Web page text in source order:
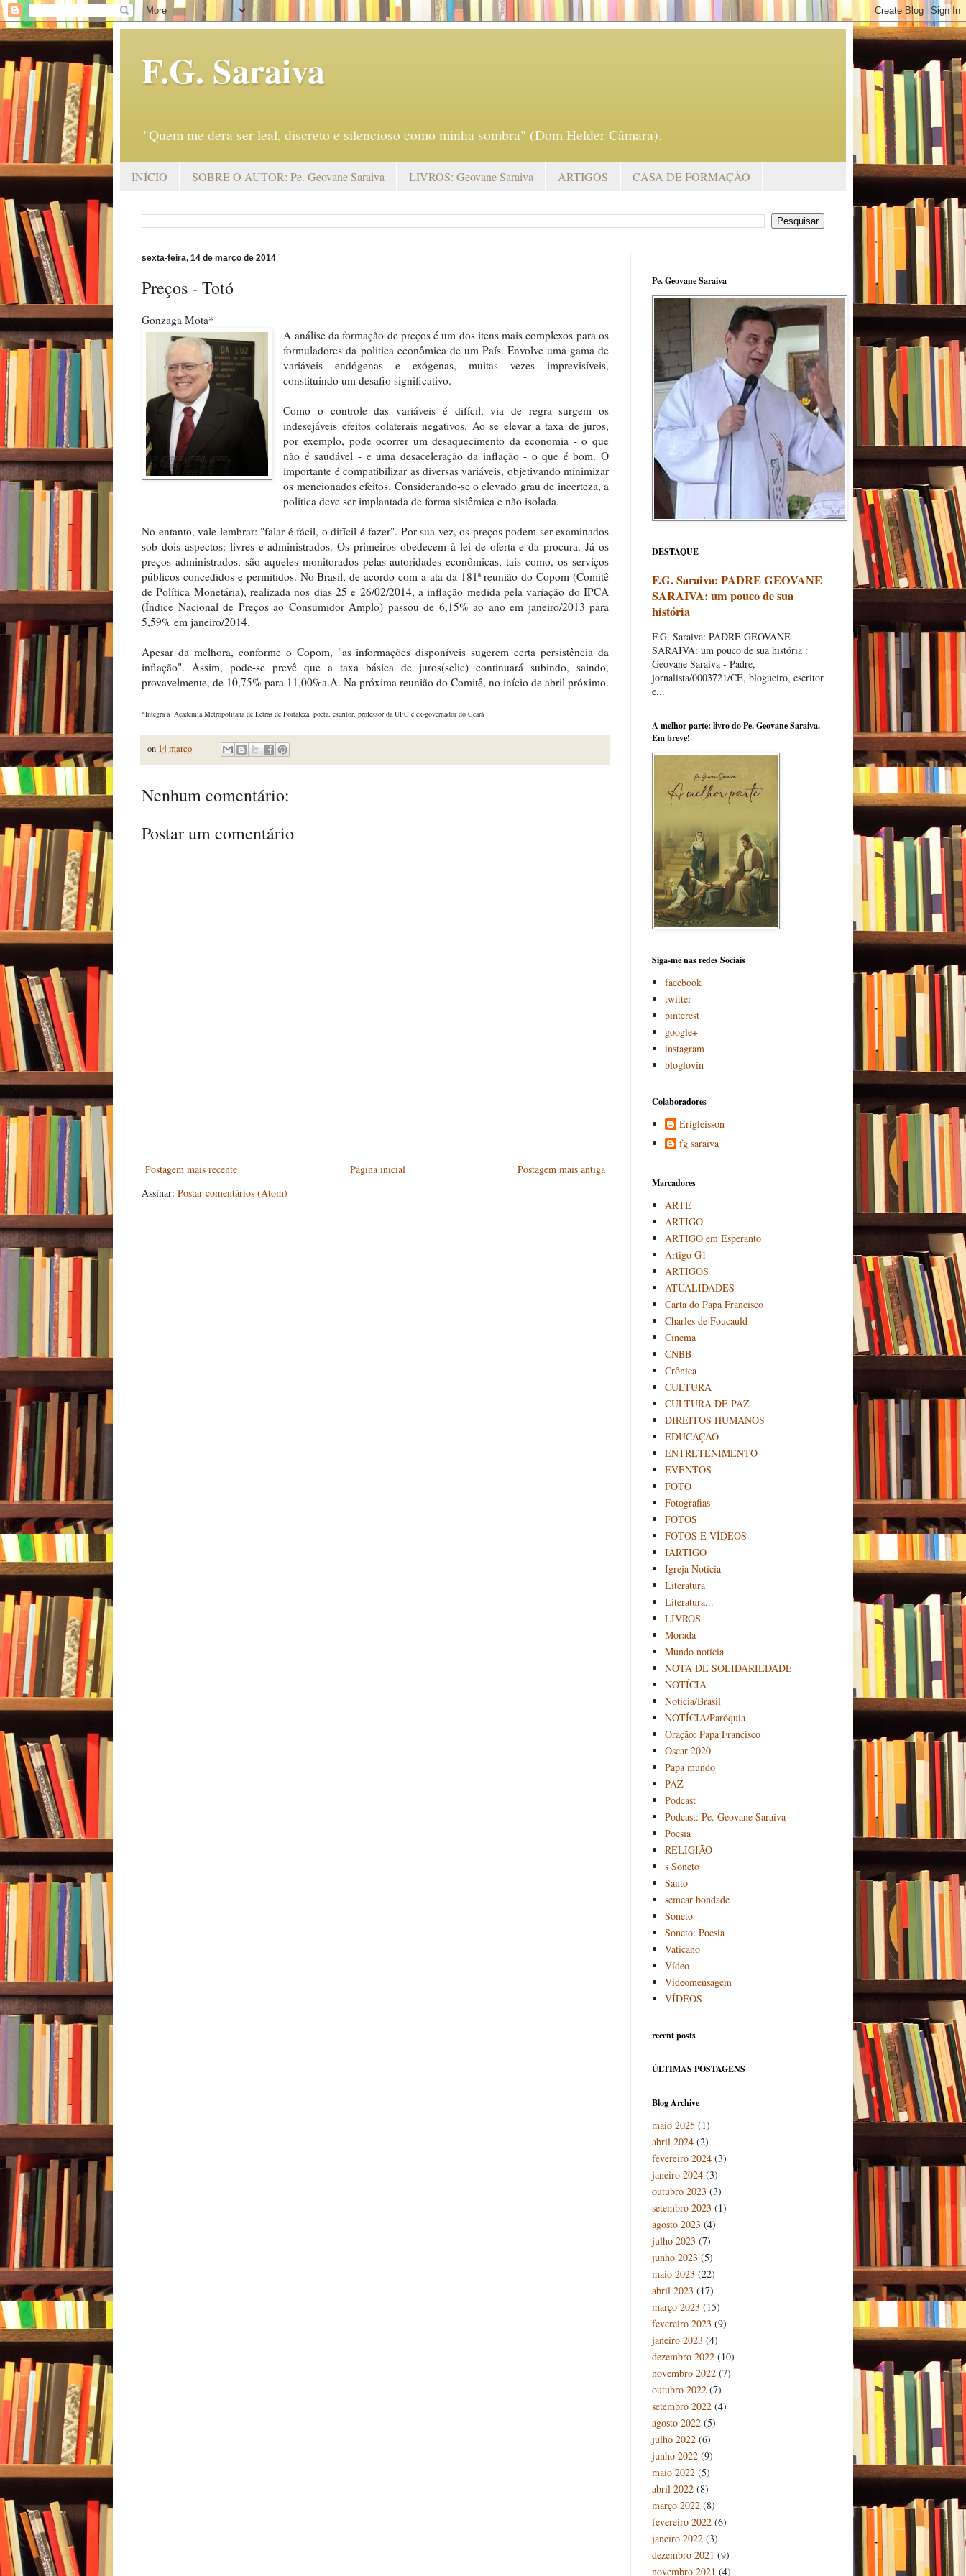
F.G. Saraiva
"Quem me dera ser leal, discreto e silencioso como minha sombra" (Dom Helder Câmara).
INÍCIO SOBRE O AUTOR: Pe. Geovane Saraiva LIVROS: Geovane Saraiva ARTIGOS CASA DE FORMAÇÃO
sexta-feira, 14 de março de 2014
Preços - Totó
Gonzaga Mota*
A análise da formação de preços é um dos itens mais complexos para os
formuladores da politica econômica de um País. Envolve uma gama de
variáveis endógenas e exógenas, muitas vezes imprevisíveis,
constituindo um desafio significativo.
Como o controle das variáveis é difícil, via de regra surgem os
indesejáveis efeitos colaterais negativos. Ao se elevar a taxa de juros,
por exemplo, pode ocorrer um desaquecimento da economia - o que
não é saudável - e uma desaceleração da inflação - o que é bom. O
importante é compatibilizar as diversas variáveis, objetivando minimizar
os mencionados efeitos. Considerando-se o elevado grau de incerteza, a
politica deve ser implantada de forma sistêmica e não isolada.
No entanto, vale lembrar: "falar é fácil, o difícil é fazer". Por sua vez, os preços podem ser examinados
sob dois aspectos: livres e administrados. Os primeiros obedecem à lei de oferta e da procura. Já os
preços administrados, são aqueles monitorados pelas autoridades econômicas, tais como, os serviços
públicos concedidos e permitidos. No Brasil, de acordo com a ata da 181ª reunião do Copom (Comitê
de Política Monetária), realizada nos dias 25 e 26/02/2014, a inflação medida pela variação do IPCA
(Índice Nacional de Preços ao Consumidor Amplo) passou de 6,15% ao ano em janeiro/2013 para
5,59% em janeiro/2014.
Apesar da melhora, conforme o Copom, "as informações disponíveis sugerem certa persistência da
inflação". Assim, pode-se prevê que a taxa básica de juros(selic) continuará subindo, saindo,
provavelmente, de 10,75% para 11,00%a.A. Na próxima reunião do Comitê, no início de abril próximo.
*Integra a Academia Metropolitana de Letras de Fortaleza, poeta, escritor, professor da UFC e ex-governador do Ceará
on 14 março
Nenhum comentário:
Postar um comentário
Postagem mais recente Postagem mais antiga
Página inicial
Assinar: Postar comentários (Atom)
Pe. Geovane Saraiva
DESTAQUE
F.G. Saraiva: PADRE GEOVANE
SARAIVA: um pouco de sua
história
F.G. Saraiva: PADRE GEOVANE
SARAIVA: um pouco de sua história :
Geovane Saraiva - Padre,
jornalista/0003721/CE, blogueiro, escritor
e...
A melhor parte: livro do Pe. Geovane Saraiva.
Em breve!
Siga-me nas redes Sociais
facebook
twitter
pinterest
google+
instagram
bloglovin
Colaboradores
Erigleisson
fg saraiva
Marcadores
ARTE
ARTIGO
ARTIGO em Esperanto
Artigo G1
ARTIGOS
ATUALIDADES
Carta do Papa Francisco
Charles de Foucauld
Cinema
CNBB
Crônica
CULTURA
CULTURA DE PAZ
DIREITOS HUMANOS
EDUCAÇÃO
ENTRETENIMENTO
EVENTOS
FOTO
Fotografias
FOTOS
FOTOS E VÍDEOS
IARTIGO
Igreja Notícia
Literatura
Literatura...
LIVROS
Morada
Mundo notícia
NOTA DE SOLIDARIEDADE
NOTÍCIA
Notícia/Brasil
NOTÍCIA/Paróquia
Oração: Papa Francisco
Oscar 2020
Papa mundo
PAZ
Podcast
Podcast: Pe. Geovane Saraiva
Poesia
RELIGIÃO
s Soneto
Santo
semear bondade
Soneto
Soneto: Poesia
Vaticano
Vídeo
Videomensagem
VÍDEOS
recent posts
ÚLTIMAS POSTAGENS
Blog Archive
maio 2025 (1)
abril 2024 (2)
fevereiro 2024 (3)
janeiro 2024 (3)
outubro 2023 (3)
setembro 2023 (1)
agosto 2023 (4)
julho 2023 (7)
junho 2023 (5)
maio 2023 (22)
abril 2023 (17)
março 2023 (15)
fevereiro 2023 (9)
janeiro 2023 (4)
dezembro 2022 (10)
novembro 2022 (7)
outubro 2022 (7)
setembro 2022 (4)
agosto 2022 (5)
julho 2022 (6)
junho 2022 (9)
maio 2022 (5)
abril 2022 (8)
março 2022 (8)
fevereiro 2022 (6)
janeiro 2022 (3)
dezembro 2021 (9)
novembro 2021 (4)